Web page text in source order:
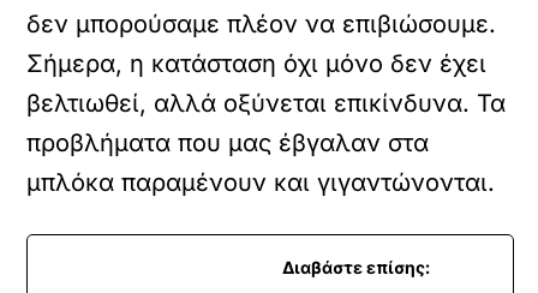
δεν μπορούσαμε πλέον να επιβιώσουμε.
Σήμερα, η κατάσταση όχι μόνο δεν έχει
βελτιωθεί, αλλά οξύνεται επικίνδυνα. Τα
προβλήματα που μας έβγαλαν στα
μπλόκα παραμένουν και γιγαντώνονται.
Διαβάστε επίσης: